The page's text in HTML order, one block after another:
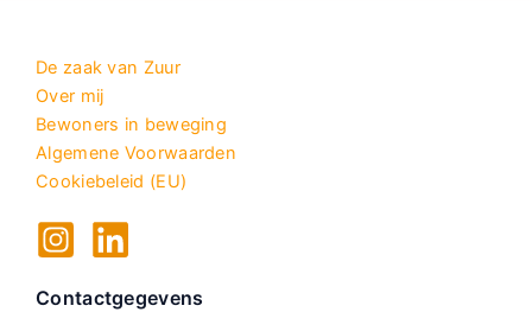
De zaak van Zuur
Over mij
Bewoners in beweging
Algemene Voorwaarden
Cookiebeleid (EU)
Contactgegevens